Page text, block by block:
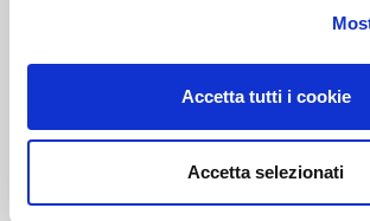
Accetta tutti i cookie
Accetta selezionati